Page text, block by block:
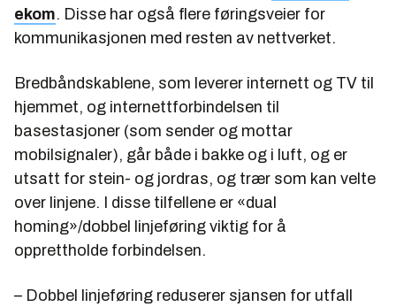
ekom. Disse har også flere føringsveier for
kommunikasjonen med resten av nettverket.
Bredbåndskablene, som leverer internett og TV til
hjemmet, og internettforbindelsen til
basestasjoner (som sender og mottar
mobilsignaler), går både i bakke og i luft, og er
utsatt for stein- og jordras, og trær som kan velte
over linjene. I disse tilfellene er «dual
homing»/dobbel linjeføring viktig for å
opprettholde forbindelsen.
– Dobbel linjeføring reduserer sjansen for utfall